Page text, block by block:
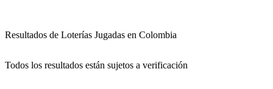
Resultados de Loterías Jugadas en Colombia
Todos los resultados están sujetos a verificación